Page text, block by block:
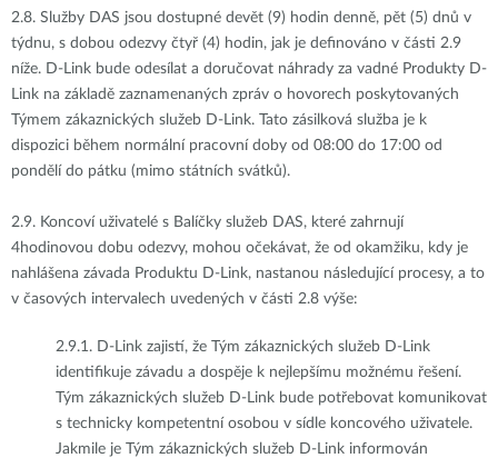
2.8. Služby DAS jsou dostupné devět (9) hodin denně, pět (5) dnů v
týdnu, s dobou odezvy čtyř (4) hodin, jak je definováno v části 2.9
níže. D-Link bude odesílat a doručovat náhrady za vadné Produkty D-
Link na základě zaznamenaných zpráv o hovorech poskytovaných
Týmem zákaznických služeb D-Link. Tato zásilková služba je k
dispozici během normální pracovní doby od 08:00 do 17:00 od
pondělí do pátku (mimo státních svátků).
2.9. Koncoví uživatelé s Balíčky služeb DAS, které zahrnují
4hodinovou dobu odezvy, mohou očekávat, že od okamžiku, kdy je
nahlášena závada Produktu D-Link, nastanou následující procesy, a to
v časových intervalech uvedených v části 2.8 výše:
2.9.1. D-Link zajistí, že Tým zákaznických služeb D-Link
identifikuje závadu a dospěje k nejlepšímu možnému řešení.
Tým zákaznických služeb D-Link bude potřebovat komunikovat
s technicky kompetentní osobou v sídle koncového uživatele.
Jakmile je Tým zákaznických služeb D-Link informován